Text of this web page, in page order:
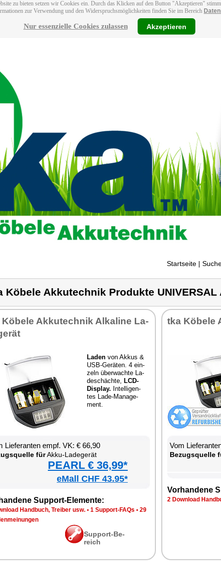
zu bieten setzen wir Cookies ein. Durch das Klicken auf den Button "Akzeptieren"
zur Verwendung und den Widerspruchsmöglichkeiten finden Sie im Bereich
Nur essenzielle Cookies zulassen Akzeptieren
Startseite |
Köbele Akkutechnik Produkte UNIVERSAL
Kö­be­le Ak­ku­tech­nik Al­ka­li­ne La­
La­den von Ak­kus &
USB-Ge­rä­ten. 4 ein­
zeln über­wach­te La­
de­schäch­te, LCD-
Dis­play. In­tel­li­gen­
tes La­de-Ma­nage­
ment.
Lie­fe­ran­ten empf. VK: € 66,90
fürAk­ku-La­de­ge­rät
PEARL € 36,99*
eMall CHF 43.95*
Sup­port-Ele­men­te:
Hand­buch, Trei­ber usw. • 1 Sup­port-FAQs • 29
Sup­port-Be­
reich
tka Kö­be­le
Vom
Be­zugs­quel­le
Vor­han­de­ne
2 Down­load